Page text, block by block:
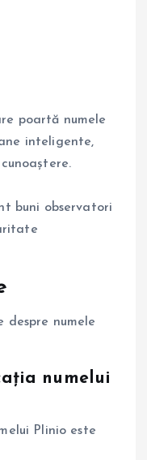
poartă numele
inteligente,
buni observatori
numele
numelui
Plinio este